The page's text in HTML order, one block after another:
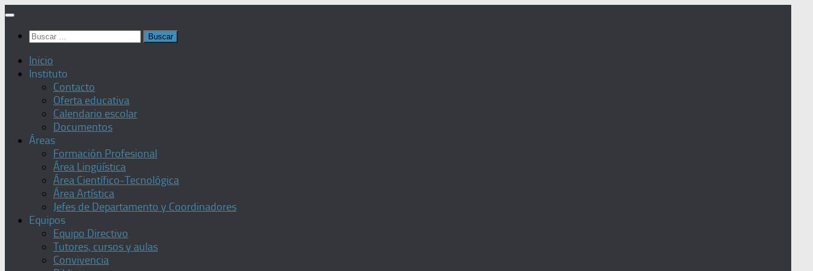
Saltar
contenido
Buscar:
Inicio
Instituto
Contacto
Oferta educativa
Calendario escolar
Documentos
Áreas
Formación Profesional
Área Lingüística
Área Científico-Tecnológica
Área Artística
Jefes de Departamento y Coordinadores
Equipos
Equipo Directivo
Tutores, cursos y aulas
Convivencia